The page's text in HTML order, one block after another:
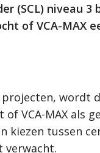
(SCL) niveau 3
of VCA-MAX
wordt
VCA-MAX als
kiezen tussen
verwacht.